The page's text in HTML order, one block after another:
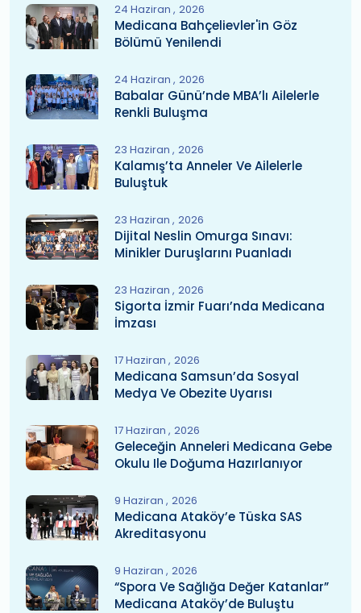
24 Haziran 2026
Medicana Bahçelievler'in Göz
Bölümü Yenilendi
24 Haziran 2026
Babalar Günü’nde MBA’lı Ailelerle
Renkli Buluşma
23 Haziran 2026
Kalamış’ta Anneler Ve Ailelerle
Buluştuk
23 Haziran 2026
Dijital Neslin Omurga Sınavı:
Minikler Duruşlarını Puanladı
23 Haziran 2026
Sigorta İzmir Fuarı’nda Medicana
İmzası
17 Haziran 2026
Medicana Samsun’da Sosyal
Medya Ve Obezite Uyarısı
17 Haziran 2026
Geleceğin Anneleri Medicana Gebe
Okulu Ile Doğuma Hazırlanıyor
9 Haziran 2026
Medicana Ataköy’e Tüska SAS
Akreditasyonu
9 Haziran 2026
“Spora Ve Sağlığa Değer Katanlar”
Medicana Ataköy’de Buluştu